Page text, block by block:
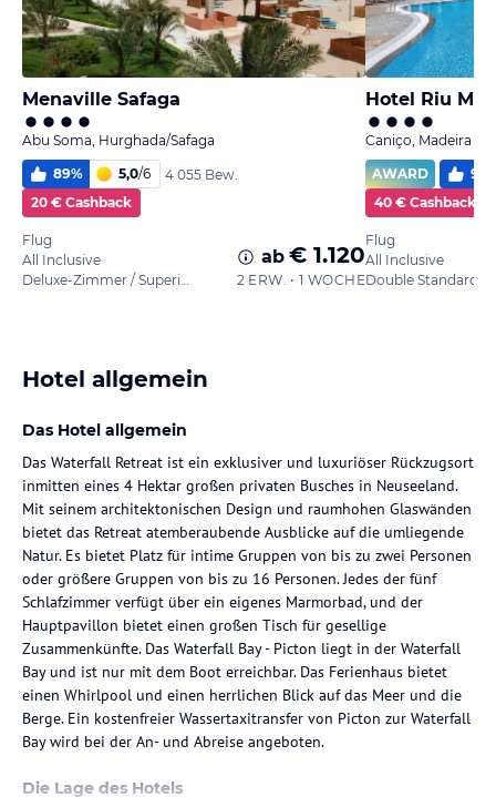
Menaville Safaga
Abu Soma, Hurghada/Safaga
89% 5,0/6
4 055 Bew.
20 € Cashback
Flug
All Inclusive
Deluxe-Zimmer / Superior
ab € 1.120
2 ERW. • 1 WOCHE
Hotel Riu
Caniço, Madeira
AWARD
96
40 € Cashback
Flug
All Inclusive
Double Standard
Hotel allgemein
Das Hotel allgemein
Das Waterfall Retreat ist ein exklusiver und luxuriöser Rückzugsort
inmitten eines 4 Hektar großen privaten Busches in Neuseeland.
Mit seinem architektonischen Design und raumhohen Glaswänden
bietet das Retreat atemberaubende Ausblicke auf die umliegende
Natur. Es bietet Platz für intime Gruppen von bis zu zwei Personen
oder größere Gruppen von bis zu 16 Personen. Jedes der fünf
Schlafzimmer verfügt über ein eigenes Marmorbad, und der
Hauptpavillon bietet einen großen Tisch für gesellige
Zusammenkünfte. Das Waterfall Bay - Picton liegt in der Waterfall
Bay und ist nur mit dem Boot erreichbar. Das Ferienhaus bietet
einen Whirlpool und einen herrlichen Blick auf das Meer und die
Berge. Ein kostenfreier Wassertaxitransfer von Picton zur Waterfall
Bay wird bei der An- und Abreise angeboten.
Die Lage des Hotels